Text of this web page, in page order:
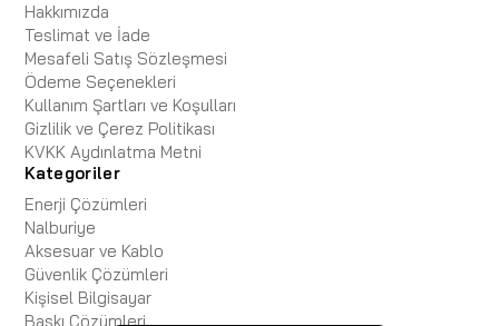
Hakkımızda
Teslimat ve İade
Mesafeli Satış Sözleşmesi
Ödeme Seçenekleri
Kullanım Şartları ve Koşulları
Gizlilik ve Çerez Politikası
KVKK Aydınlatma Metni
Kategoriler
Enerji Çözümleri
Nalburiye
Aksesuar ve Kablo
Güvenlik Çözümleri
Kişisel Bilgisayar
Baskı Çözümleri